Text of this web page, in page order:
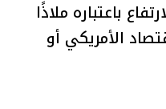
باعتباره ملاذًا
الأمريكي أو